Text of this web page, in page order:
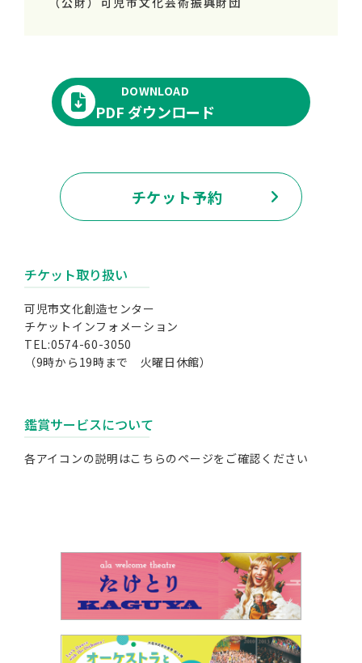
DOWNLOAD
PDF ダウンロード
チケット予約
チケット取り扱い
可児市文化創造センター
チケットインフォメーション
TEL:0574-60-3050
（9時から19時まで 火曜日休館）
鑑賞サービスについて
各アイコンの説明はこちらのページをご確認ください